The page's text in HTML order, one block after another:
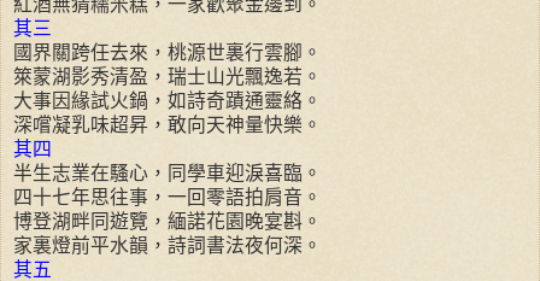
其三
國界關跨任去來，桃源世裏行雲腳。
箂蒙湖影秀清盈，瑞士山光飄逸若。
大事因緣試火鍋，如詩奇蹟通靈絡。
深嚐凝乳味超昇，敢向天神量快樂。
其四
半生志業在騷心，同學車迎淚喜臨。
四十七年思往事，一回零語拍肩音。
博登湖畔同遊覽，緬諾花園晚宴斟。
家裏燈前平水韻，詩詞書法夜何深。
其五